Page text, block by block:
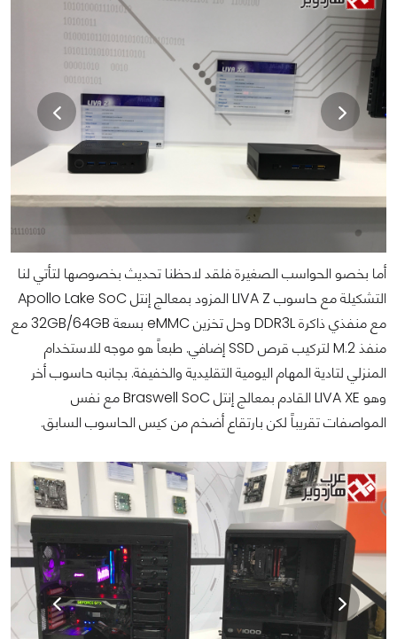
أما بخصو الحواسب الصغيرة فلقد لاحظنا تحديث بخصوصها لتأتي لنا
التشكيلة مع حاسوب LIVA Z المزود بمعالج إنتل Apollo Lake SoC
مع منفذي ذاكرة DDR3L وحل تخزين eMMC بسعة 32GB/64GB مع
منفذ M.2 لتركيب قرص SSD إضافي. طبعاً هو موجه للاستخدام
المنزلي لتادية المهام اليومية التقليدية والخفيفة. بجانبه حاسوب أخر
وهو LIVA XE القادم بمعالج إنتل Braswell SoC مع نفس
المواصفات تقريباً لكن بارتقاع أضخم من كيس الحاسوب السابق.